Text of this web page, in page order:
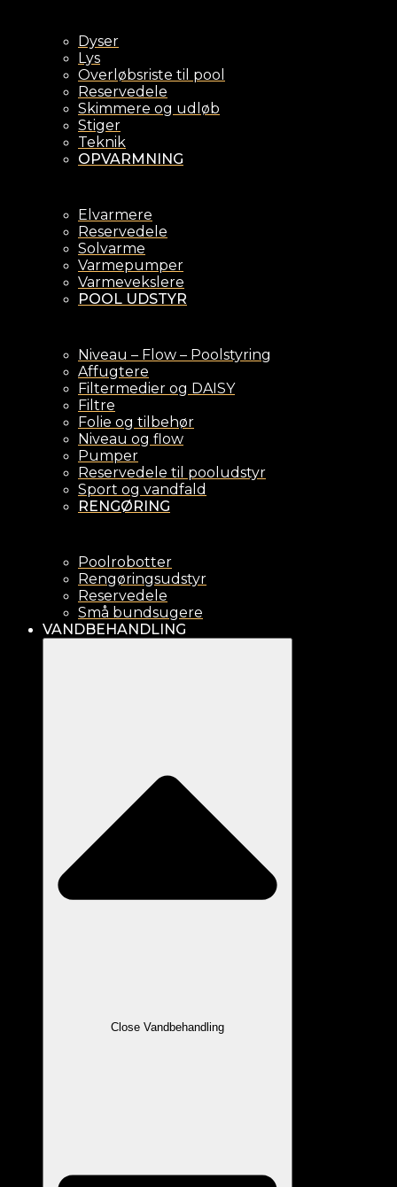
Dyser
Lys
Overløbsriste til pool
Reservedele
Skimmere og udløb
Stiger
Teknik
OPVARMNING
Elvarmere
Reservedele
Solvarme
Varmepumper
Varmevekslere
POOL UDSTYR
Niveau – Flow – Poolstyring
Affugtere
Filtermedier og DAISY
Filtre
Folie og tilbehør
Niveau og flow
Pumper
Reservedele til pooludstyr
Sport og vandfald
RENGØRING
Poolrobotter
Rengøringsudstyr
Reservedele
Små bundsugere
VANDBEHANDLING
Close Vandbehandling